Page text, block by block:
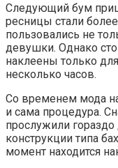
Следующий бум
ресницы стали
пользовались не
девушки. Однако
наклеены только
несколько часов.
Со временем мода
и сама процедура.
прослужили
конструкции типа
момент находится